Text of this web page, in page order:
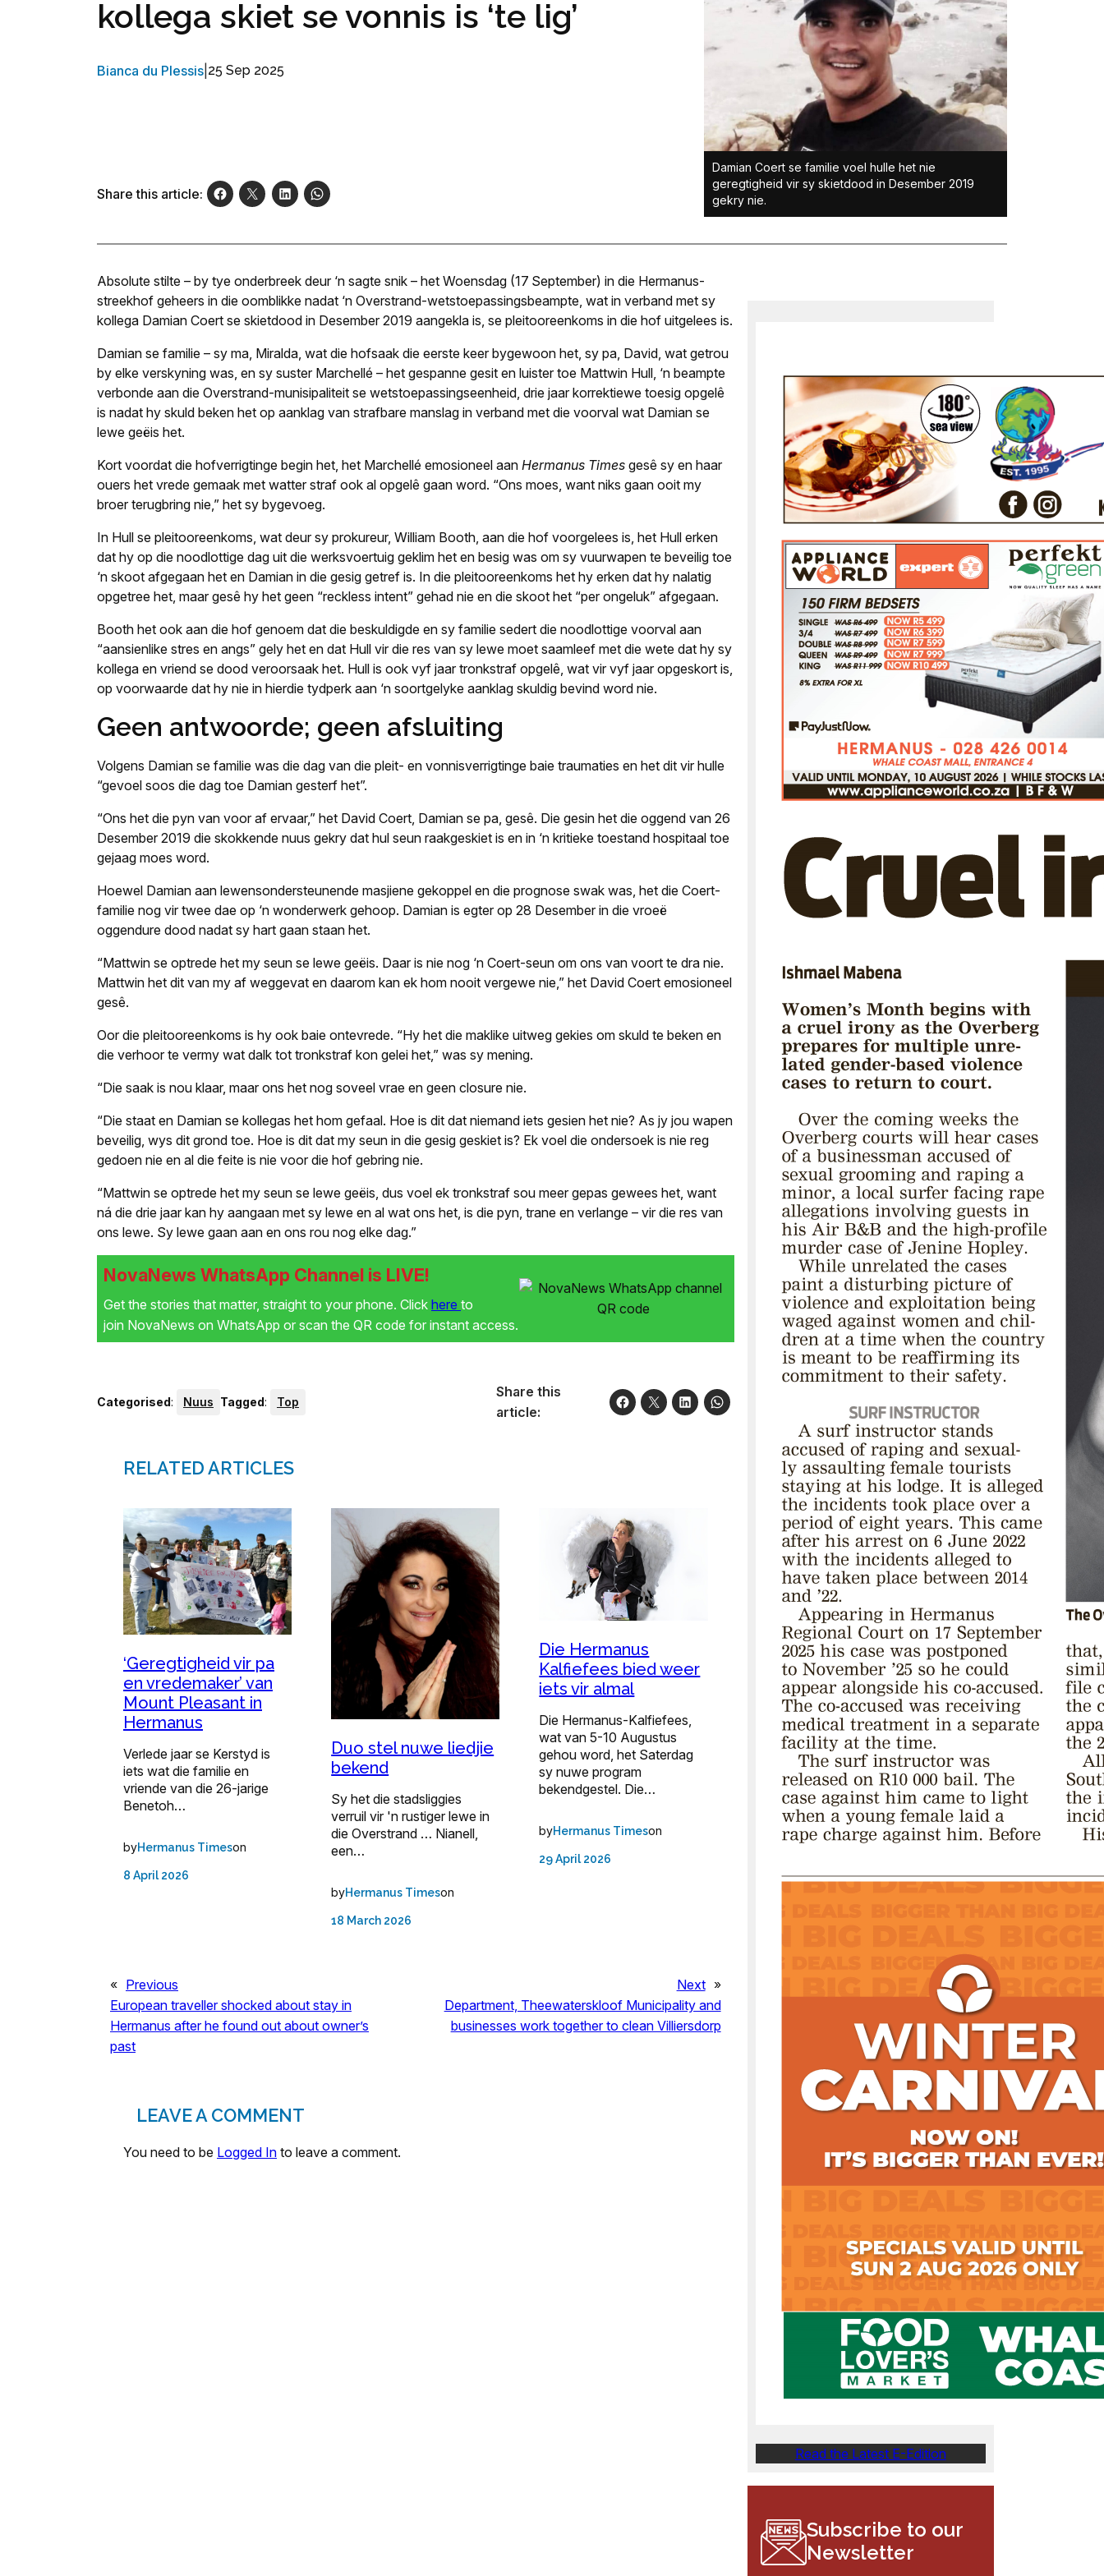
kollega skiet se vonnis is ‘te lig’
Bianca du Plessis 25 Sep 2025
Share this article:
Damian Coert se familie voel hulle het nie
geregtigheid vir sy skietdood in Desember 2019
gekry nie.
Absolute stilte – by tye onderbreek deur ‘n sagte snik – het Woensdag (17 September) in die Hermanus-
streekhof geheers in die oomblikke nadat ‘n Overstrand-wetstoepassingsbeampte, wat in verband met sy
kollega Damian Coert se skietdood in Desember 2019 aangekla is, se pleitooreenkoms in die hof uitgelees is.
Damian se familie – sy ma, Miralda, wat die hofsaak die eerste keer bygewoon het, sy pa, David, wat getrou
by elke verskyning was, en sy suster Marchellé – het gespanne gesit en luister toe Mattwin Hull, ‘n beampte
verbonde aan die Overstrand-munisipaliteit se wetstoepassingseenheid, drie jaar korrektiewe toesig opgelê
is nadat hy skuld beken het op aanklag van strafbare manslag in verband met die voorval wat Damian se
lewe geëis het.
Kort voordat die hofverrigtinge begin het, het Marchellé emosioneel aan Hermanus Times gesê sy en haar
ouers het vrede gemaak met watter straf ook al opgelê gaan word. “Ons moes, want niks gaan ooit my
broer terugbring nie,” het sy bygevoeg.
In Hull se pleitooreenkoms, wat deur sy prokureur, William Booth, aan die hof voorgelees is, het Hull erken
dat hy op die noodlottige dag uit die werksvoertuig geklim het en besig was om sy vuurwapen te beveilig toe
‘n skoot afgegaan het en Damian in die gesig getref is. In die pleitooreenkoms het hy erken dat hy nalatig
opgetree het, maar gesê hy het geen “reckless intent” gehad nie en die skoot het “per ongeluk” afgegaan.
Booth het ook aan die hof genoem dat die beskuldigde en sy familie sedert die noodlottige voorval aan
“aansienlike stres en angs” gely het en dat Hull vir die res van sy lewe moet saamleef met die wete dat hy sy
kollega en vriend se dood veroorsaak het. Hull is ook vyf jaar tronkstraf opgelê, wat vir vyf jaar opgeskort is,
op voorwaarde dat hy nie in hierdie tydperk aan ‘n soortgelyke aanklag skuldig bevind word nie.
Geen antwoorde; geen afsluiting
Volgens Damian se familie was die dag van die pleit- en vonnisverrigtinge baie traumaties en het dit vir hulle
“gevoel soos die dag toe Damian gesterf het”.
“Ons het die pyn van voor af ervaar,” het David Coert, Damian se pa, gesê. Die gesin het die oggend van 26
Desember 2019 die skokkende nuus gekry dat hul seun raakgeskiet is en in ‘n kritieke toestand hospitaal toe
gejaag moes word.
Hoewel Damian aan lewensondersteunende masjiene gekoppel en die prognose swak was, het die Coert-
familie nog vir twee dae op ‘n wonderwerk gehoop. Damian is egter op 28 Desember in die vroeë
oggendure dood nadat sy hart gaan staan het.
“Mattwin se optrede het my seun se lewe geëis. Daar is nie nog ‘n Coert-seun om ons van voort te dra nie.
Mattwin het dit van my af weggevat en daarom kan ek hom nooit vergewe nie,” het David Coert emosioneel
gesê.
Oor die pleitooreenkoms is hy ook baie ontevrede. “Hy het die maklike uitweg gekies om skuld te beken en
die verhoor te vermy wat dalk tot tronkstraf kon gelei het,” was sy mening.
“Die saak is nou klaar, maar ons het nog soveel vrae en geen closure nie.
“Die staat en Damian se kollegas het hom gefaal. Hoe is dit dat niemand iets gesien het nie? As jy jou wapen
beveilig, wys dit grond toe. Hoe is dit dat my seun in die gesig geskiet is? Ek voel die ondersoek is nie reg
gedoen nie en al die feite is nie voor die hof gebring nie.
“Mattwin se optrede het my seun se lewe geëis, dus voel ek tronkstraf sou meer gepas gewees het, want
ná die drie jaar kan hy aangaan met sy lewe en al wat ons het, is die pyn, trane en verlange – vir die res van
ons lewe. Sy lewe gaan aan en ons rou nog elke dag.”
NovaNews WhatsApp Channel is LIVE!
Get the stories that matter, straight to your phone. Click here to
join NovaNews on WhatsApp or scan the QR code for instant access.
Categorised: Nuus Tagged: Top
Share this
article:
RELATED ARTICLES
‘Geregtigheid vir pa
en vredemaker’ van
Mount Pleasant in
Hermanus
Verlede jaar se Kerstyd is
iets wat die familie en
vriende van die 26-jarige
Benetoh…
byHermanus Timeson
8 April 2026
Duo stel nuwe liedjie
bekend
Sy het die stadsliggies
verruil vir 'n rustiger lewe in
die Overstrand … Nianell,
een…
byHermanus Timeson
18 March 2026
Die Hermanus
Kalfiefees bied weer
iets vir almal
Die Hermanus-Kalfiefees,
wat van 5-10 Augustus
gehou word, het Saterdag
sy nuwe program
bekendgestel. Die…
byHermanus Timeson
29 April 2026
« Previous
European traveller shocked about stay in
Hermanus after he found out about owner’s
past
Next »
Department, Theewaterskloof Municipality and
businesses work together to clean Villiersdorp
LEAVE A COMMENT
You need to be Logged In to leave a comment.
Read the Latest E-Edition
Subscribe to our
Newsletter